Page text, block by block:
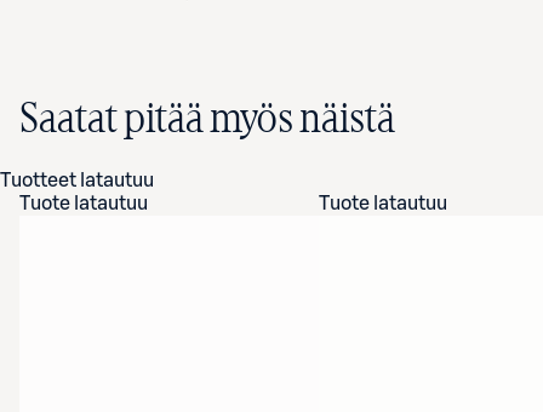
Saatat pitää myös näistä
Tuotteet latautuu
Tuote latautuu
Tuote latautuu